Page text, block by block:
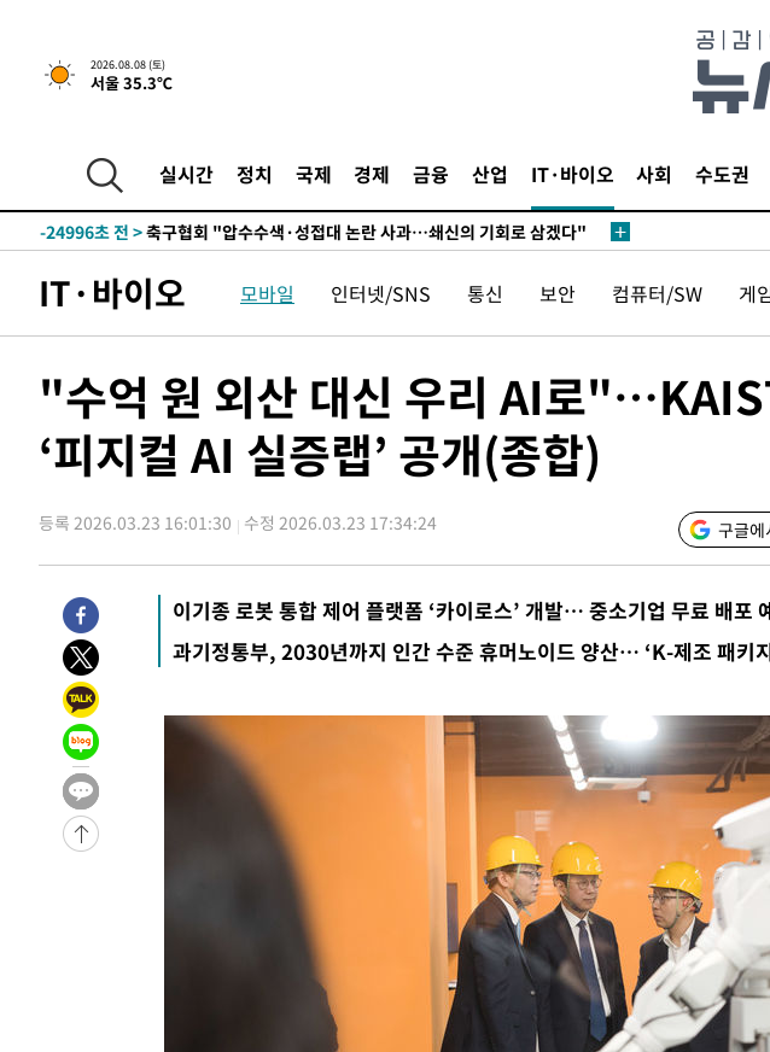
2026.08.08 (토)
서울 35.3℃
실시간 정치 국제 경제 금융 산업 IT·바이오 사회 수도권
-27978초 전 >
극한폭염 한풀 꺾이지만…'낮 최고 35도' 무더위, 열대야 계속[다음
축구협회 "압수수색·성접대 논란 사과…쇄신의 기회로 삼겠다"
-23513초 전 >[속보]'압수수색·성접대 논란' 축구협회 "실망과 걱정 안겨드려 죄
-5260초 전 >[속보]뉴욕증시 상승 마감…S&P 0.6% 나스닥 1.3%↑
-31771초 전 >여수 오동도 해상서 모터보트 전복…1명 사망·1명 실종
-27998초 전 >극한폭염 한풀 꺾이지만…'낮 최고 35도' 무더위, 열대야 계속[다음
주 날씨]
-25016초 전 >축구협회 "압수수색·성접대 논란 사과…쇄신의 기회로 삼겠다"
-23533초 전 >[속보]'압수수색·성접대 논란' 축구협회 "실망과 걱정 안겨드려 죄
송"
-12154초 전 > '최고 37도' 폭염 지속…강원동해안 최대 150㎜ 비
IT·바이오 모바일 인터넷/SNS 통신 보안 컴퓨터/SW 게
"수억 원 외산 대신 우리 AI로
‘피지컬 AI 실증랩’ 공개(종합)
등록 2026.03.23 16:01:30 수정 2026.03.23 17:34:24 구글에
이기종 로봇 통합 제어 플랫폼 ‘카이로스’ 개발… 중소기업 무료 배포
과기정통부, 2030년까지 인간 수준 휴머노이드 양산… ‘K-제조 패키